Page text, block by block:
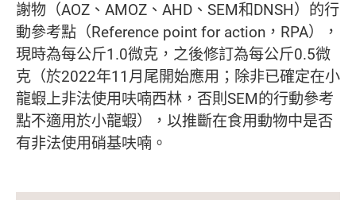
謝物（AOZ、AMOZ、AHD、SEM和DNSH）的行
動參考點（Reference point for action，RPA），
現時為每公斤1.0微克，之後修訂為每公斤0.5微
克（於2022年11月尾開始應用；除非已確定在小
龍蝦上非法使用呋喃西林，否則SEM的行動參考
點不適用於小龍蝦），以推斷在食用動物中是否
有非法使用硝基呋喃。